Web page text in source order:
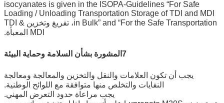
isocyanates is given in the ISOPA-Guidelines “For Safe
Loading / Unloading Transportation Storage of TDI and MDI
in Bulk” and “For the Safe Transportation، تفريغ وتخزين TDI &
MDI المعبأة.
7المشورة بشأن السلامة وحماية البيئة
يجب أن تكون العلامات والنقل والتخزين والمعالجة ومعالجة
النفايات والتخلص منها متوافقة مع اللوائح الوطنية.
يجب مراعاة حدود التعرض المهني.